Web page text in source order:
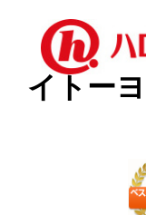
イトー